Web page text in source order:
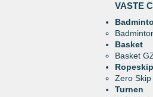
VASTE
Basket
Basket
Zero Skip​
Turnen